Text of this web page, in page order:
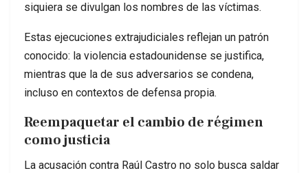
siquiera se divulgan los nombres de las víctimas.
Estas ejecuciones extrajudiciales reflejan un patrón
conocido: la violencia estadounidense se justifica,
mientras que la de sus adversarios se condena,
incluso en contextos de defensa propia.
Reempaquetar el cambio de régimen
como justicia
La acusación contra Raúl Castro no solo busca saldar